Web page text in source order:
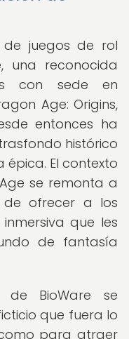
juegos de rol
una reconocida
con sede en
Age: Origins,
entonces ha
histórico
El contexto
se remonta a
de ofrecer a los
que les
de fantasía
BioWare se
que fuera lo
para atraer